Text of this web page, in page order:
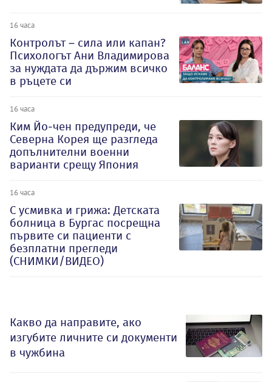
16 часа
Контролът – сила или капан?
Психологът Ани Владимирова
за нуждата да държим всичко
в ръцете си
16 часа
Ким Йо-чен предупреди, че
Северна Корея ще разгледа
допълнителни военни
варианти срещу Япония
16 часа
С усмивка и грижа: Детската
болница в Бургас посрещна
първите си пациенти с
безплатни прегледи
(СНИМКИ/ВИДЕО)
Какво да направите, ако
изгубите личните си документи
в чужбина